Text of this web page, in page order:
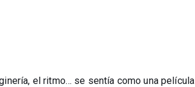
el ritmo… se sentía como una película